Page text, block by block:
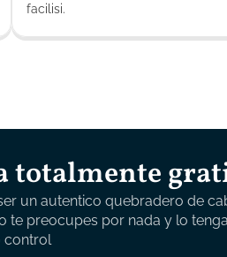
facilisi.
totalmente
un autentico quebradero de
te preocupes por nada y lo
control